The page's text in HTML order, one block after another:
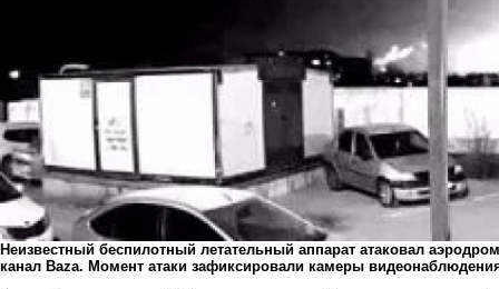
Неизвестный беспилотный летательный аппарат атаковал
канал Baza. Момент атаки зафиксировали камеры